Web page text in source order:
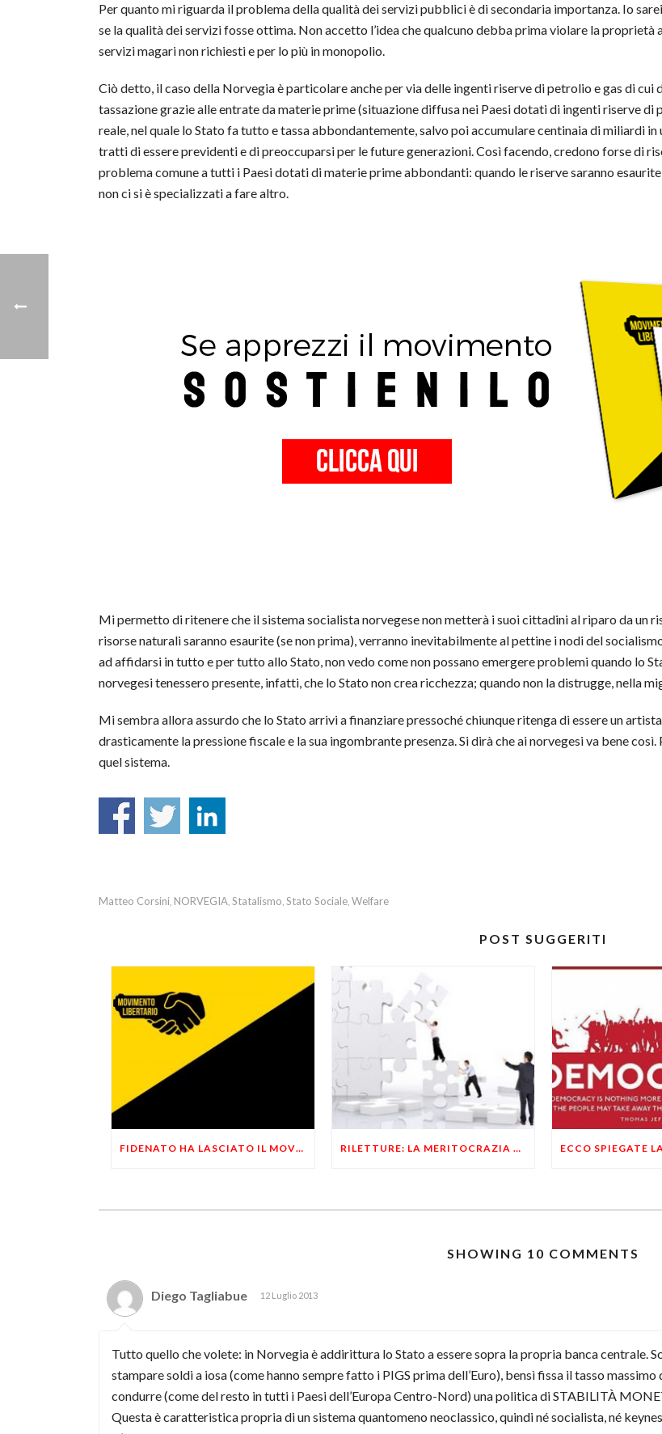
Per quanto mi riguarda il problema della qualità dei servizi pubblici è di secondaria importanza. Io
se la qualità dei servizi fosse ottima. Non accetto l’idea che qualcuno debba prima violare la proprietà
servizi magari non richiesti e per lo più in monopolio.
Ciò detto, il caso della Norvegia è particolare anche per via delle ingenti riserve di petrolio e gas di cui
tassazione grazie alle entrate da materie prime (situazione diffusa nei Paesi dotati di ingenti riserve di
reale, nel quale lo Stato fa tutto e tassa abbondantemente, salvo poi accumulare centinaia di miliardi
tratti di essere previdenti e di preoccuparsi per le future generazioni. Così facendo, credono forse di
problema comune a tutti i Paesi dotati di materie prime abbondanti: quando le riserve saranno
non ci si è specializzati a fare altro.
Mi permetto di ritenere che il sistema socialista norvegese non metterà i suoi cittadini al riparo da un
risorse naturali saranno esaurite (se non prima), verranno inevitabilmente al pettine i nodi del
ad affidarsi in tutto e per tutto allo Stato, non vedo come non possano emergere problemi quando lo
norvegesi tenessero presente, infatti, che lo Stato non crea ricchezza; quando non la distrugge, nella
Mi sembra allora assurdo che lo Stato arrivi a finanziare pressoché chiunque ritenga di essere un
drasticamente la pressione fiscale e la sua ingombrante presenza. Si dirà che ai norvegesi va bene
quel sistema.
Matteo Corsini, NORVEGIA, Statalismo, Stato Sociale, Welfare
POST SUGGERITI
FIDENATO HA LASCIATO IL MOVIMENTO: DIMISSIONI ANNUNCIATE AD APRILE RILETTURE: LA MERITOCRAZIA E’ L’ESSENZA STESSA DELLO STATALISMO
SHOWING 10 COMMENTS
Diego Tagliabue 12 Luglio 2013
Tutto quello che volete: in Norvegia è addirittura lo Stato a essere sopra la propria banca centrale.
stampare soldi a iosa (come hanno sempre fatto i PIGS prima dell’Euro), bensì fissa il tasso
condurre (come del resto in tutti i Paesi dell’Europa Centro-Nord) una politica di STABILITÀ
Questa è caratteristica propria di un sistema quantomeno neoclassico, quindi né socialista, né